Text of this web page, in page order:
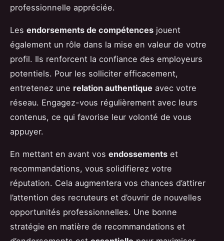
professionnelle appréciée.
Les endorsements de compétences jouent
également un rôle dans la mise en valeur de votre
profil. Ils renforcent la confiance des employeurs
potentiels. Pour les solliciter efficacement,
entretenez une relation authentique avec votre
réseau. Engagez-vous régulièrement avec leurs
contenus, ce qui favorise leur volonté de vous
appuyer.
En mettant en avant vos endossements et
recommandations, vous solidifierez votre
réputation. Cela augmentera vos chances d’attirer
l’attention des recruteurs et d’ouvrir de nouvelles
opportunités professionnelles. Une bonne
stratégie en matière de recommandations et